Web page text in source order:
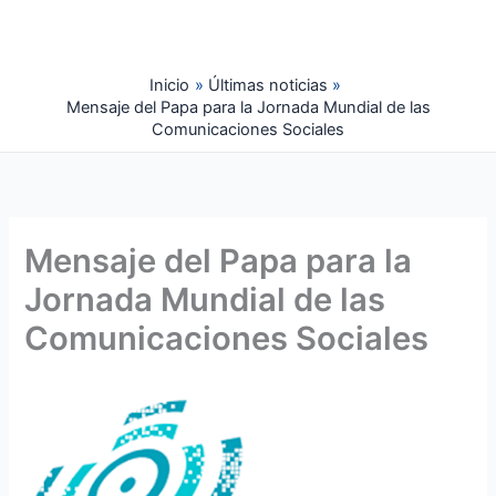
Inicio
Últimas noticias
Mensaje del Papa para la Jornada Mundial de las
Comunicaciones Sociales
Mensaje del Papa para la
Jornada Mundial de las
Comunicaciones Sociales